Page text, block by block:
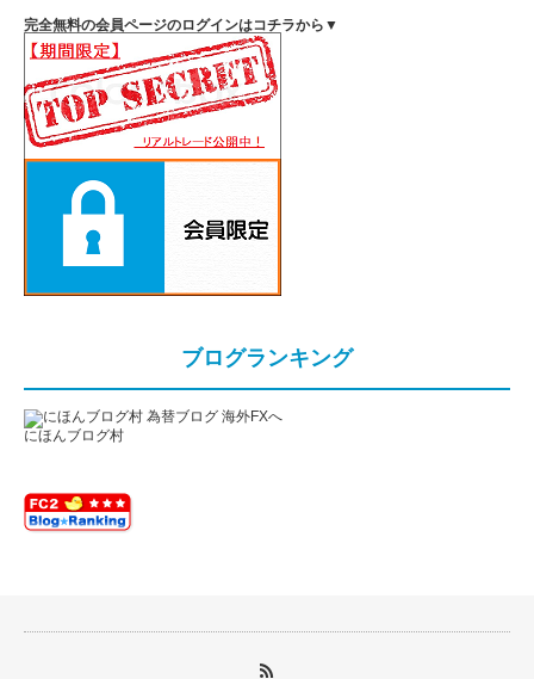
完全無料の会員ページのログインはコチラから▼
ブログランキング
にほんブログ村